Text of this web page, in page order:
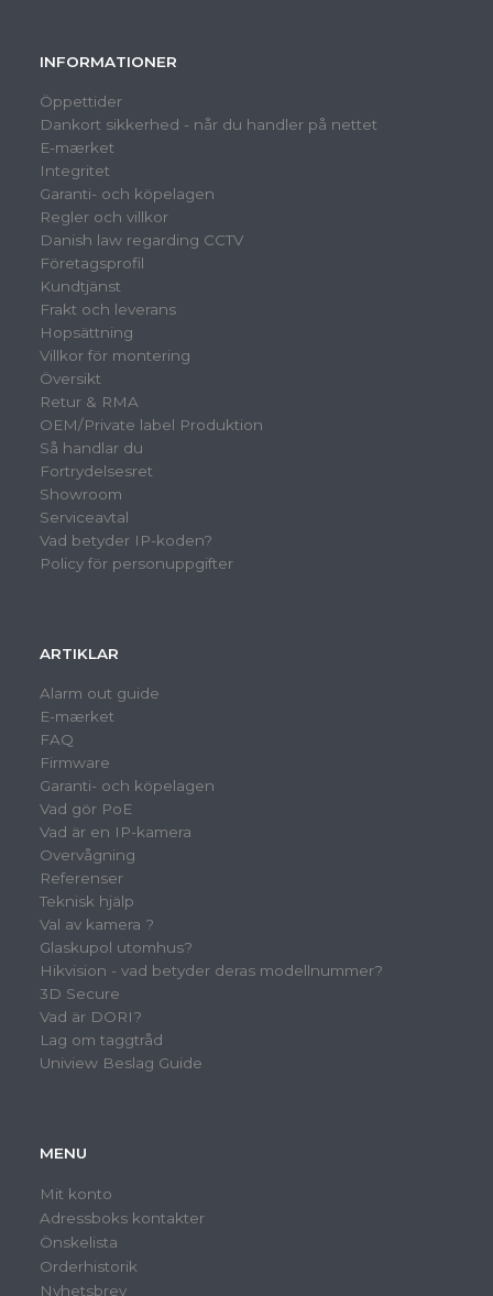
INFORMATIONER
Öppettider
Dankort sikkerhed - når du handler på nettet
E-mærket
Integritet
Garanti- och köpelagen
Regler och villkor
Danish law regarding CCTV
Företagsprofil
Kundtjänst
Frakt och leverans
Hopsättning
Villkor för montering
Översikt
Retur & RMA
OEM/Private label Produktion
Så handlar du
Fortrydelsesret
Showroom
Serviceavtal
Vad betyder IP-koden?
Policy för personuppgifter
ARTIKLAR
Alarm out guide
E-mærket
FAQ
Firmware
Garanti- och köpelagen
Vad gör PoE
Vad är en IP-kamera
Overvågning
Referenser
Teknisk hjälp
Val av kamera ?
Glaskupol utomhus?
Hikvision - vad betyder deras modellnummer?
3D Secure
Vad är DORI?
Lag om taggtråd
Uniview Beslag Guide
MENU
Mit konto
Adressboks kontakter
Önskelista
Orderhistorik
Nyhetsbrev